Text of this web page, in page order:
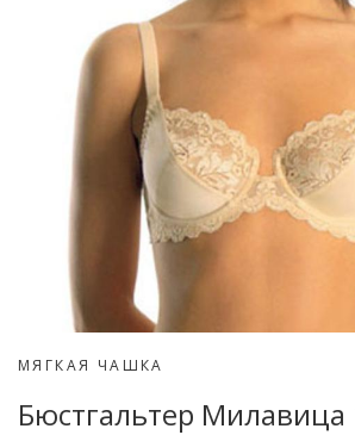
МЯГКАЯ ЧАШКА
Бюстгальтер Милавица